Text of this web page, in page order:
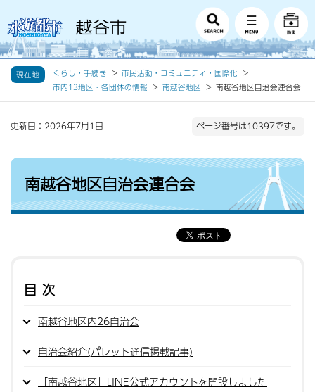
現在地 くらし・手続き
市民活動・コミュニティ・国際化
市内13地区・各団体の情報
南越谷地区 南越谷地区自治会連合会
更新日：2026年7月1日 ページ番号は10397です。
南越谷地区自治会連合会
目次
南越谷地区内26自治会
自治会紹介(パレット通信掲載記事)
「南越谷地区」LINE公式アカウントを開設しました